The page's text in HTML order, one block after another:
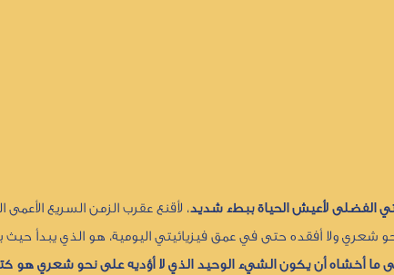
الفضلى لأعيش الحياة ببطء شديد، لأقنع عقرب الزمن السريع
شعري ولا أفقده حتى في عمق فيزيائيتي اليومية، هو الذي يبدأ حيث
ما أخشاه أن يكون الشيء الوحيد الذي لا أؤديه على نحو شعري هو